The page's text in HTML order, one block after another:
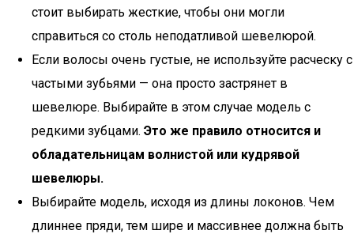
стоит выбирать жесткие, чтобы они могли
справиться со столь неподатливой шевелюрой.
Если волосы очень густые, не используйте расческу с
частыми зубьями — она просто застрянет в
шевелюре. Выбирайте в этом случае модель с
редкими зубцами. Это же правило относится и
обладательницам волнистой или кудрявой
шевелюры.
Выбирайте модель, исходя из длины локонов. Чем
длиннее пряди, тем шире и массивнее должна быть